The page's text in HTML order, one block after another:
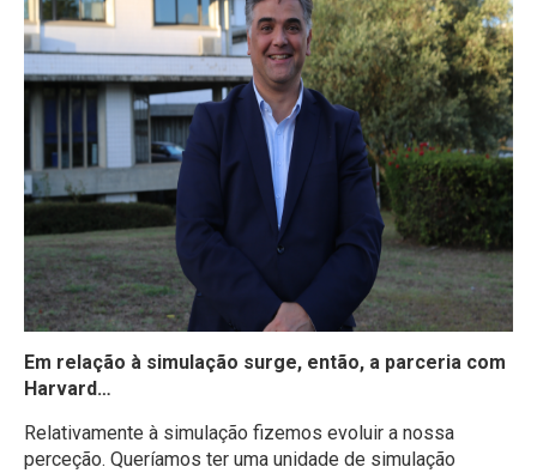
Em relação à simulação surge, então, a parceria com
Harvard…
Relativamente à simulação fizemos evoluir a nossa
perceção. Queríamos ter uma unidade de simulação